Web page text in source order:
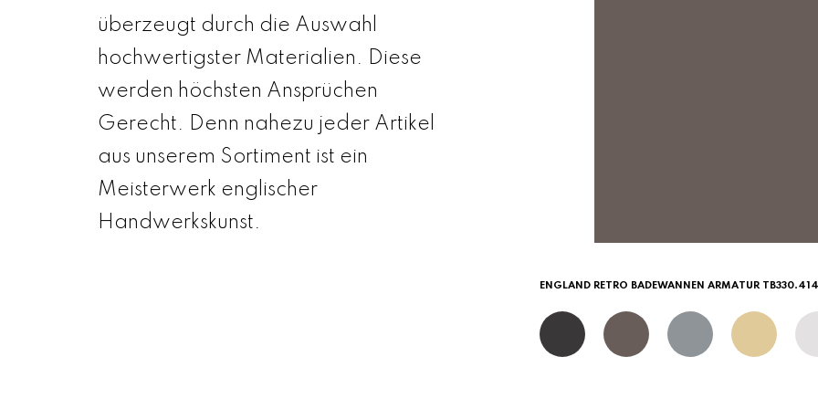
überzeugt durch die Auswahl
hochwertigster Materialien. Diese
werden höchsten Ansprüchen
Gerecht. Denn nahezu jeder Artikel
aus unserem Sortiment ist ein
Meisterwerk englischer
Handwerkskunst.
ENGLAND RETRO BADEWANNEN ARMATUR